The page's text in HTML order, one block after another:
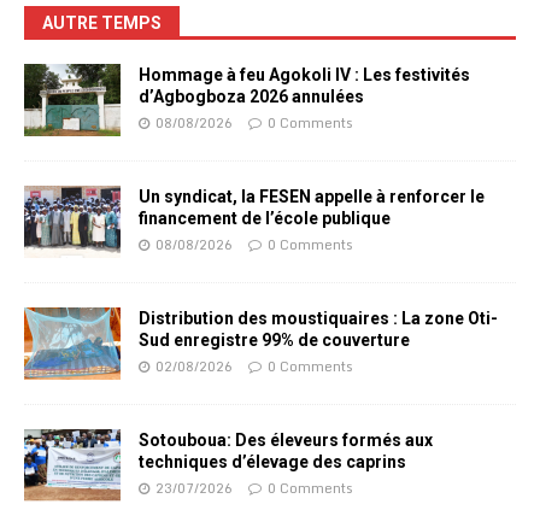
AUTRE TEMPS
Hommage à feu Agokoli IV : Les festivités
d’Agbogboza 2026 annulées
08/08/2026 0 Comments
Un syndicat, la FESEN appelle à renforcer le
financement de l’école publique
08/08/2026 0 Comments
Distribution des moustiquaires : La zone Oti-
Sud enregistre 99% de couverture
02/08/2026 0 Comments
Sotouboua: Des éleveurs formés aux
techniques d’élevage des caprins
23/07/2026 0 Comments